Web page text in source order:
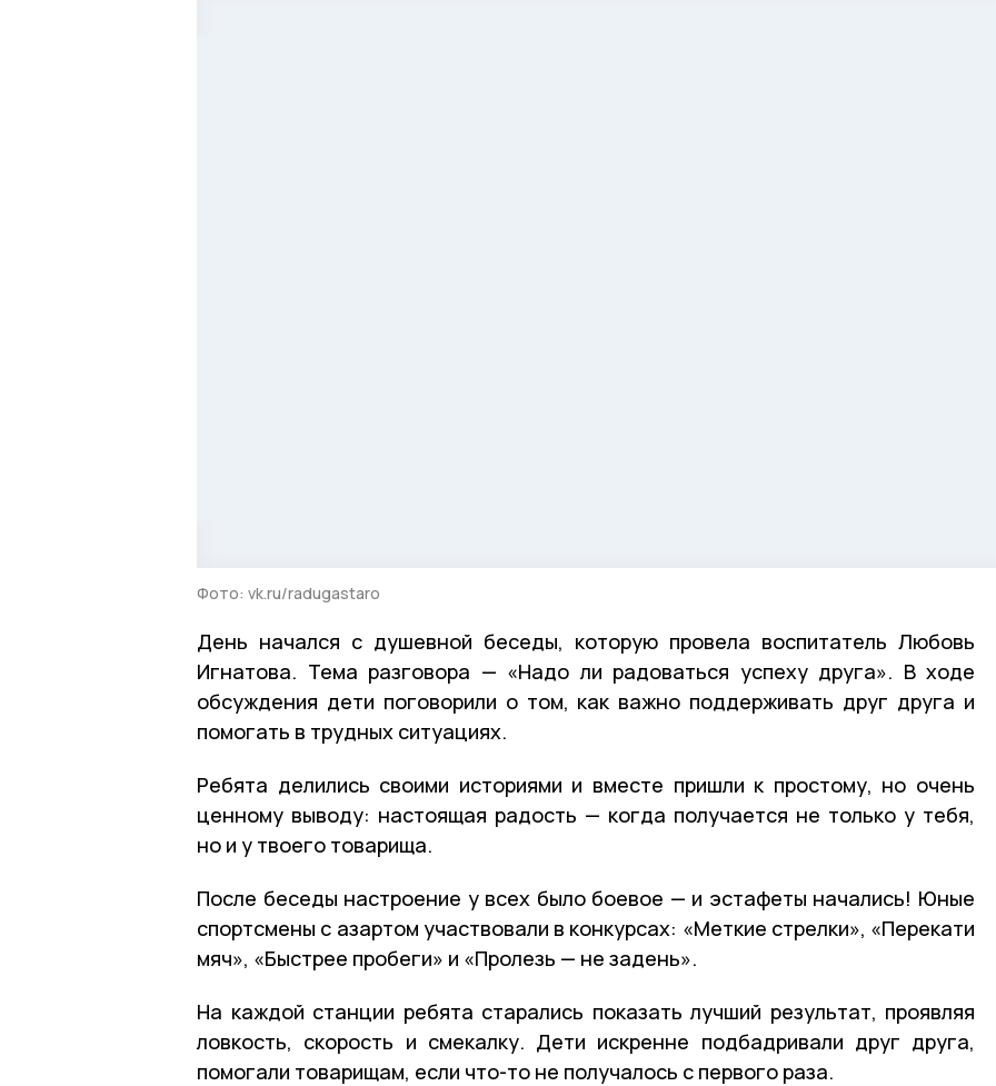
Фото: vk.ru/radugastaro
День начался с душевной беседы, которую провела воспитатель Любовь
Игнатова. Тема разговора — «Надо ли радоваться успеху друга». В ходе
обсуждения дети поговорили о том, как важно поддерживать друг друга и
помогать в трудных ситуациях.
Ребята делились своими историями и вместе пришли к простому, но очень
ценному выводу: настоящая радость — когда получается не только у тебя,
но и у твоего товарища.
После беседы настроение у всех было боевое — и эстафеты начались! Юные
спортсмены с азартом участвовали в конкурсах: «Меткие стрелки», «Перекати
мяч», «Быстрее пробеги» и «Пролезь — не задень».
На каждой станции ребята старались показать лучший результат, проявляя
ловкость, скорость и смекалку. Дети искренне подбадривали друг друга,
помогали товарищам, если что-то не получалось с первого раза.